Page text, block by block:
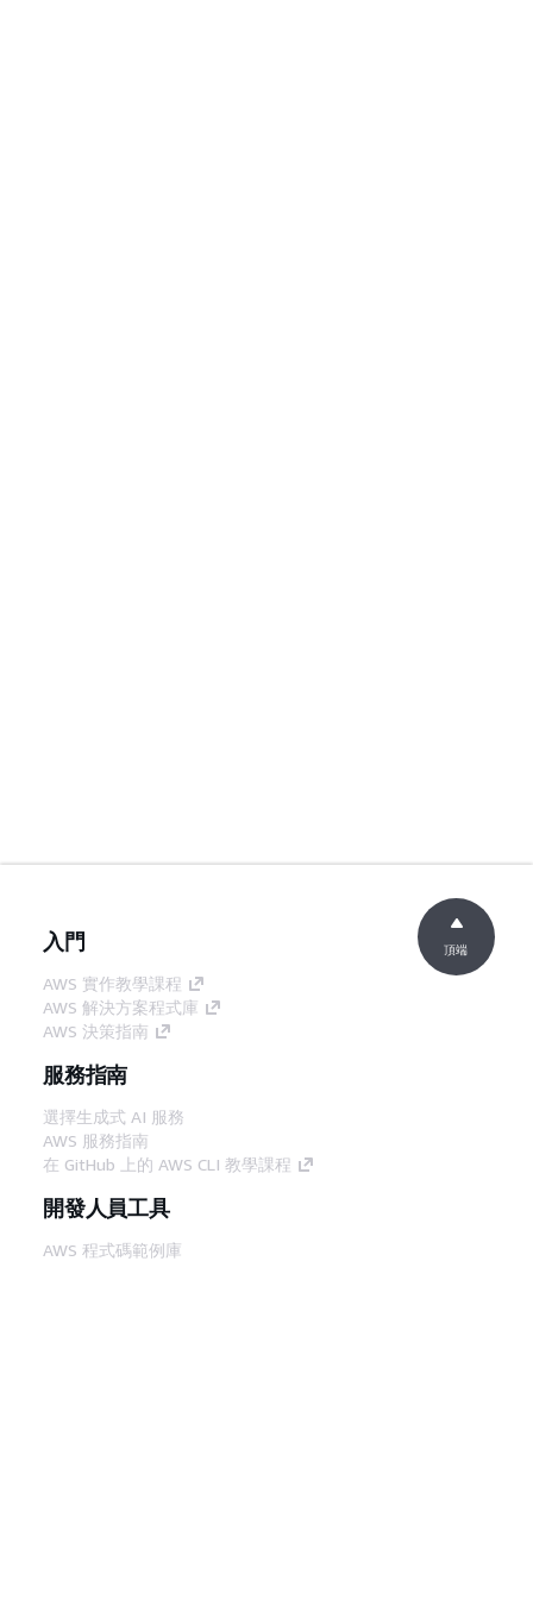
入門
AWS 實作教學課程
AWS 解決方案程式庫
AWS 決策指南
服務指南
選擇生成式 AI 服務
AWS 服務指南
在 GitHub 上的 AWS CLI 教學課程
開發人員工具
AWS 程式碼範例庫
頂端